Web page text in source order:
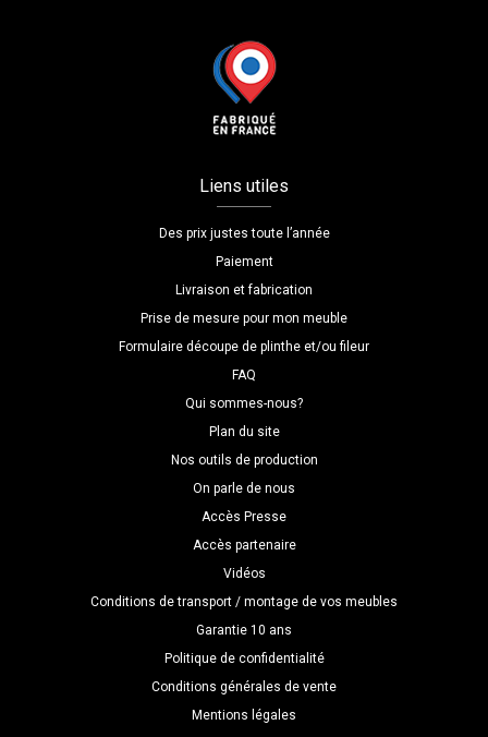
Liens utiles
Des prix justes toute l’année
Paiement
Livraison et fabrication
Prise de mesure pour mon meuble
Formulaire découpe de plinthe et/ou fileur
FAQ
Qui sommes-nous?
Plan du site
Nos outils de production
On parle de nous
Accès Presse
Accès partenaire
Vidéos
Conditions de transport / montage de vos meubles
Garantie 10 ans
Politique de confidentialité
Conditions générales de vente
Mentions légales